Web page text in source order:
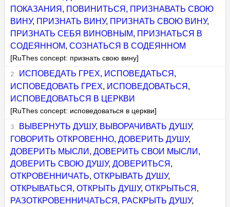
ПОКАЗАНИЯ , ПОВИНИТЬСЯ , ПРИЗНАВАТЬ СВОЮ
ВИНУ, ПРИЗНАТЬ ВИНУ, ПРИЗНАТЬ СВОЮ ВИНУ,
ПРИЗНАТЬ СЕБЯ ВИНОВНЫМ, ПРИЗНАТЬСЯ В
СОДЕЯННОМ,СОЗНАТЬСЯ В СОДЕЯННОМ
[RuThes concept: признать свою вину]
ИСПОВЕДАТЬ ГРЕХ, ИСПОВЕДАТЬСЯ ,
ИСПОВЕДОВАТЬ ГРЕХ, ИСПОВЕДОВАТЬСЯ ,
ИСПОВЕДОВАТЬСЯ В ЦЕРКВИ
[RuThes concept: исповедоваться в церкви]
ВЫВЕРНУТЬ ДУШУ, ВЫВОРАЧИВАТЬ ДУШУ,
ГОВОРИТЬ ОТКРОВЕННО,ДОВЕРИТЬ ДУШУ,
ДОВЕРИТЬ МЫСЛИ ,ДОВЕРИТЬ СВОИ МЫСЛИ ,
ДОВЕРИТЬ СВОЮ ДУШУ,ДОВЕРИТЬСЯ ,
ОТКРОВЕННИЧАТЬ,ОТКРЫВАТЬ ДУШУ,
ОТКРЫВАТЬСЯ ,ОТКРЫТЬ ДУШУ,ОТКРЫТЬСЯ ,
РАЗОТКРОВЕННИЧАТЬСЯ , РАСКРЫТЬ ДУШУ,